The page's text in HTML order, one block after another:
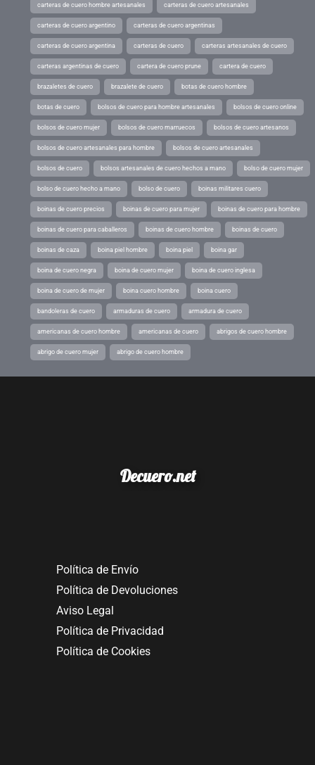
carteras de cuero hombre artesanales carteras de cuero artesanales
carteras de cuero argentino carteras de cuero argentinas
carteras de cuero argentina carteras de cuero carteras artesanales de cuero
carteras argentinas de cuero cartera de cuero prune cartera de cuero
brazaletes de cuero brazalete de cuero botas de cuero hombre
botas de cuero bolsos de cuero para hombre artesanales bolsos de cuero online
bolsos de cuero mujer bolsos de cuero marruecos bolsos de cuero artesanos
bolsos de cuero artesanales para hombre bolsos de cuero artesanales
bolsos de cuero bolsos artesanales de cuero hechos a mano bolso de cuero mujer
bolso de cuero hecho a mano bolso de cuero boinas militares cuero
boinas de cuero precios boinas de cuero para mujer boinas de cuero para hombre
boinas de cuero para caballeros boinas de cuero hombre boinas de cuero
boinas de caza boina piel hombre boina piel boina gar
boina de cuero negra boina de cuero mujer boina de cuero inglesa
boina de cuero de mujer boina cuero hombre boina cuero
bandoleras de cuero armaduras de cuero armadura de cuero
americanas de cuero hombre americanas de cuero abrigos de cuero hombre
abrigo de cuero mujer abrigo de cuero hombre
Decuero.net
Política de Envío
Política de Devoluciones
Aviso Legal
Política de Privacidad
Política de Cookies